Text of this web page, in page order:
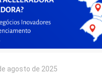
agosto de 2025